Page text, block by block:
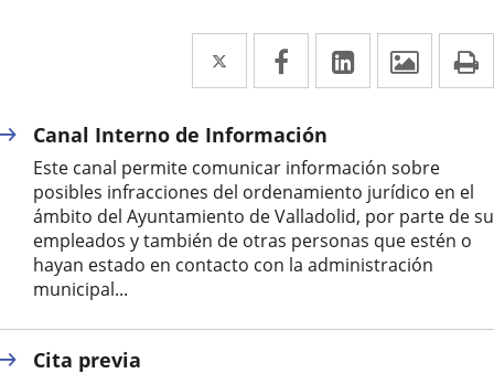
Twitter
Enlace
a
una
aplicación
externa.
Facebook
Enlace
a
una
aplicación
externa.
Linkedin
Enlace
a
aplicación
externa.
Canal Interno de Información
Este canal permite comunicar información sobre
posibles infracciones del ordenamiento jurídico en el
ámbito del Ayuntamiento de Valladolid, por parte de
empleados y también de otras personas que estén o
hayan estado en contacto con la administración
municipal...
Cita previa